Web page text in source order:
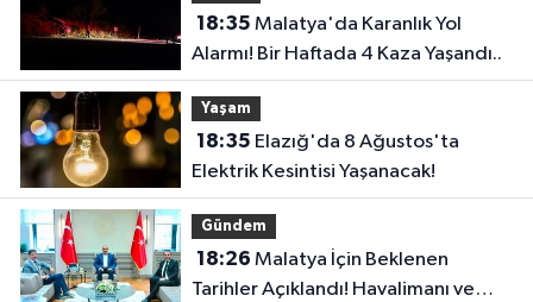
18:35
Alarmı! Bir Haftada 4 Kaza Yaşandı..
Yaşam
18:35
Elektrik Kesintisi Yaşanacak!
Gündem
18:26
Tarihler Açıklandı! Havalimanı ve